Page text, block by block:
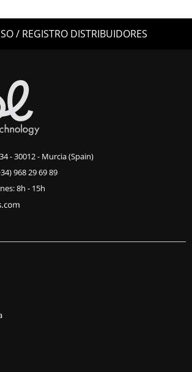
/ REGISTRO DISTRIBUIDORES
- 30012 - Murcia (Spain)
968 29 69 89
8h - 15h